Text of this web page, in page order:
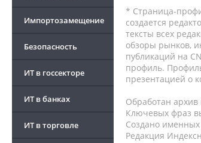
Импортозамещение
Безопасность
ИТ в госсекторе
ИТ в банках
ИТ в торговле
* Страница-
создается
тексты всех
обзоры рынков,
публикаций на
профиль.
презентацией о
Обработан архив
Ключевых фраз
Создано именных
Редакция